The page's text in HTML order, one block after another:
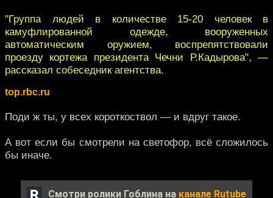
"Группа людей в количестве 15-20 человек в
камуфлированной одежде, вооруженных
автоматическим оружием, воспрепятствовали
проезду кортежа президента Чечни Р.Кадырова", —
рассказал собеседник агентства.
top.rbc.ru
Поди ж ты, у всех короткоствол — и вдруг такое.
А вот если бы смотрели на светофор, всё сложилось
бы иначе.
Смотри ролики Гоблина на канале Rutube